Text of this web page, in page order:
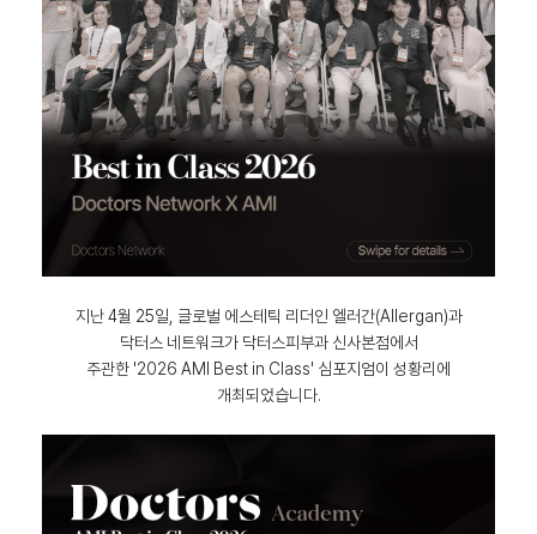
지난 4월 25일, 글로벌 에스테틱 리더인 엘러간(Allergan)과
닥터스 네트워크가 닥터스피부과 신사본점에서
주관한 '2026 AMI Best in Class' 심포지엄이 성황리에
개최되었습니다.